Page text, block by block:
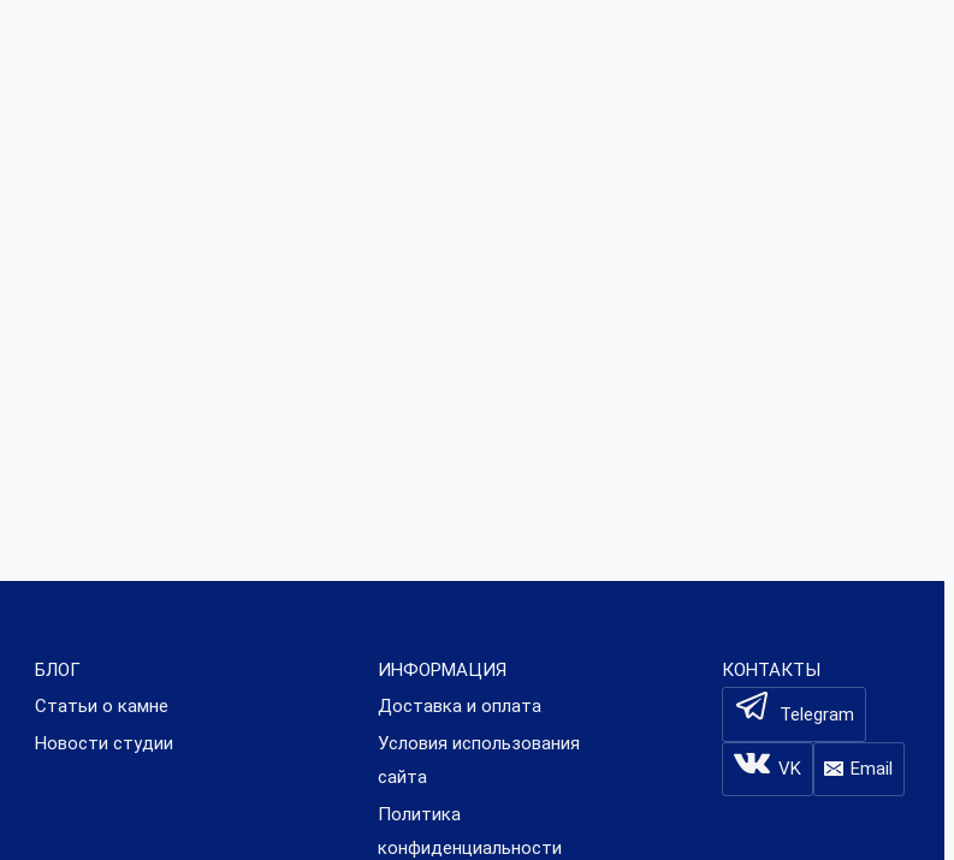
БЛОГ
Статьи о камне
Новости студии
ИНФОРМАЦИЯ
Доставка и оплата
Условия использования
сайта
Политика
конфиденциальности
КОНТАКТЫ
Telegram
VK Email